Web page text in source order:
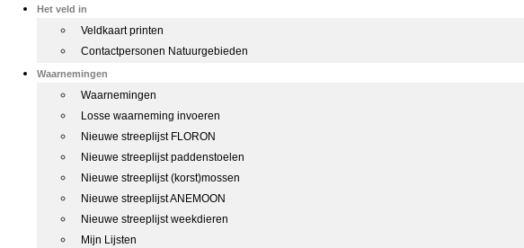
Het veld in
Veldkaart printen
Contactpersonen Natuurgebieden
Waarnemingen
Waarnemingen
Losse waarneming invoeren
Nieuwe streeplijst FLORON
Nieuwe streeplijst paddenstoelen
Nieuwe streeplijst (korst)mossen
Nieuwe streeplijst ANEMOON
Nieuwe streeplijst weekdieren
Mijn Lijsten